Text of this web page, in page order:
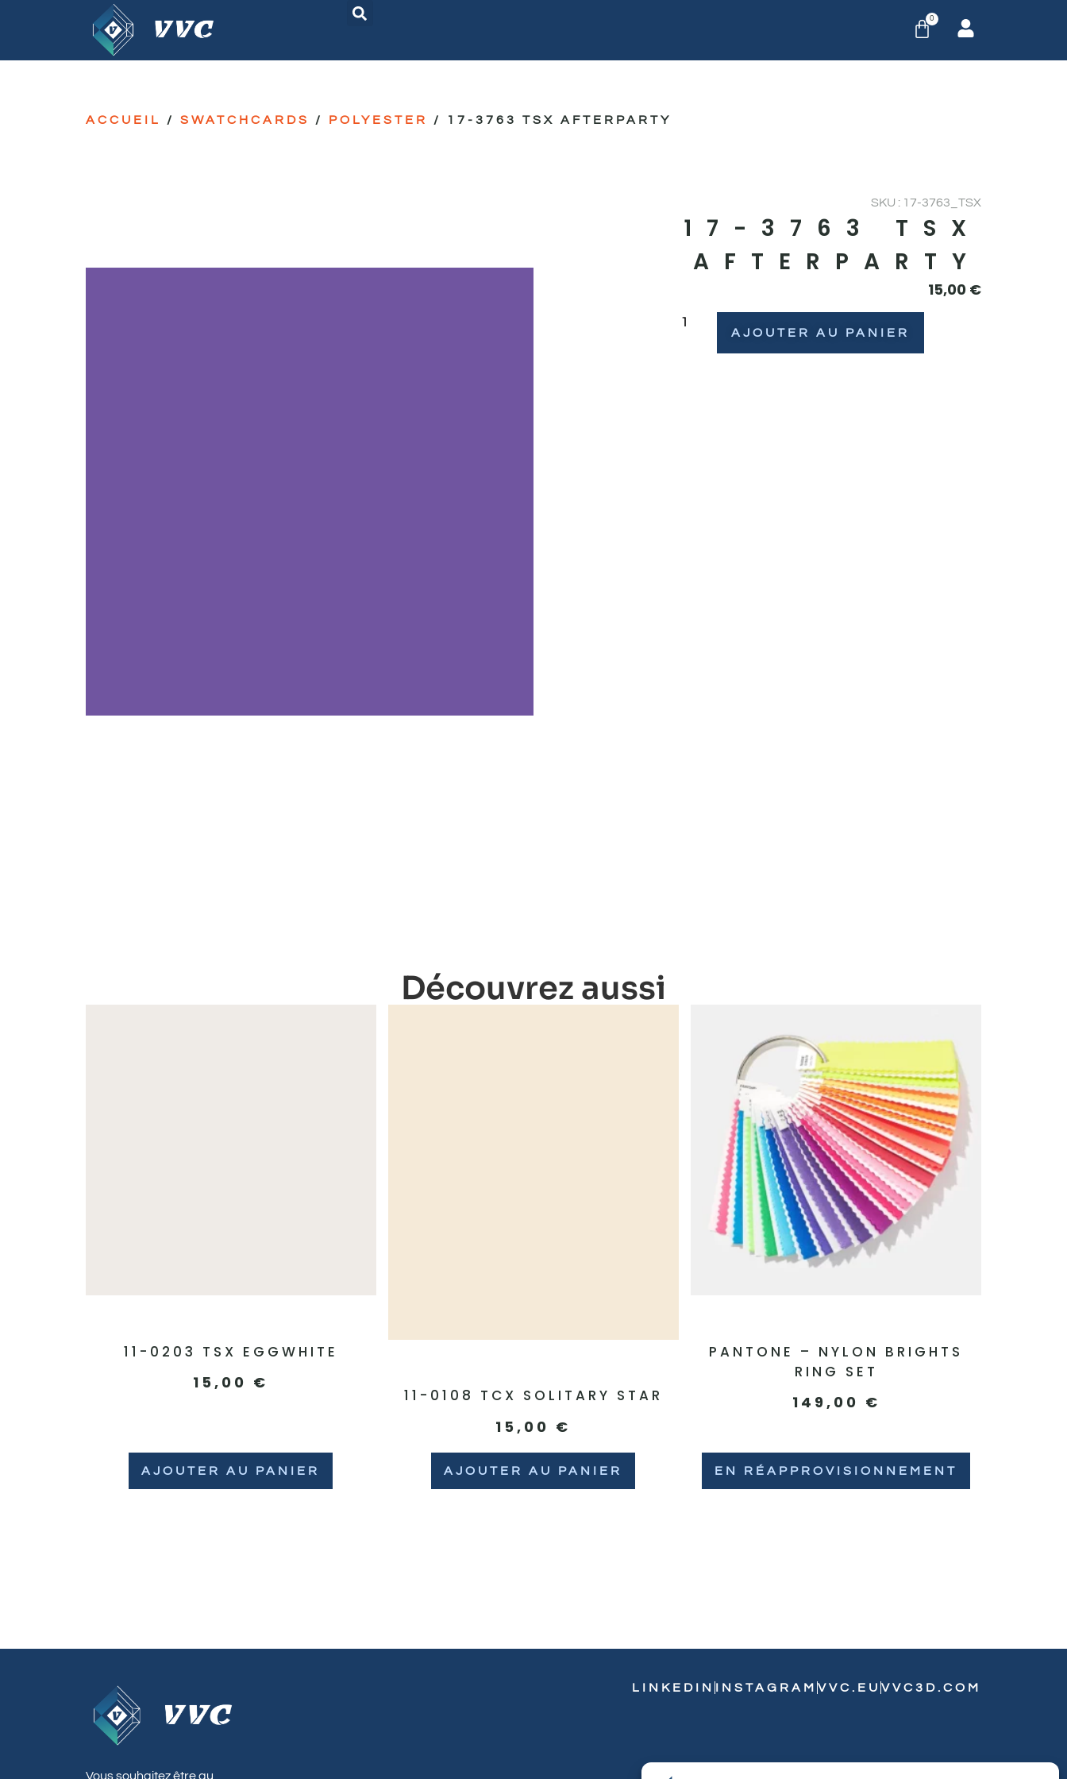
0
ACCUEIL / SWATCHCARDS / POLYESTER / 17-3763 TSX AFTERPARTY
SKU : 17-3763_TSX
17-3763 TSX
AFTERPARTY
15,00 €
AJOUTER AU PANIER
Découvrez aussi
11-0203 TSX EGGWHITE
15,00 €
AJOUTER AU PANIER
11-0108 TCX SOLITARY STAR
15,00 €
AJOUTER AU PANIER
PANTONE – NYLON BRIGHTS
RING SET
149,00 €
EN RÉAPPROVISIONNEMENT
Vous souhaitez être au
LINKEDIN INSTAGRAM VVC.EU VVC3D.COM